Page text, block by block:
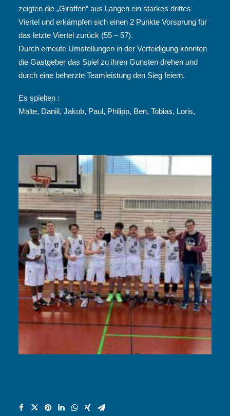
zeigten die „Giraffen“ aus Langen ein starkes drittes
Viertel und erkämpfen sich einen 2 Punkte Vorsprung für
das letzte Viertel zurück (55 – 57).
Durch erneute Umstellungen in der Verteidigung konnten
die Gastgeber das Spiel zu ihren Gunsten drehen und
durch eine beherzte Teamleistung den Sieg feiern.
Es spielten :
Malte, Daniil, Jakob, Paul, Philipp, Ben, Tobias, Loris,